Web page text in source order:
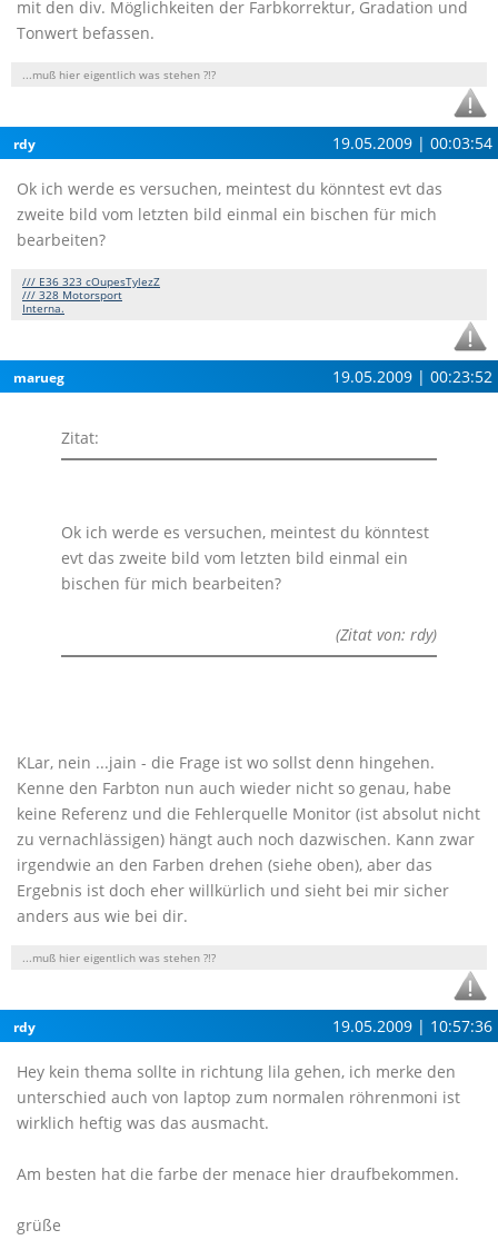
mit den div. Möglichkeiten der Farbkorrektur, Gradation und
Tonwert befassen.
...muß hier eigentlich was stehen ?!?
rdy 19.05.2009 | 00:03:54
Ok ich werde es versuchen, meintest du könntest evt das
zweite bild vom letzten bild einmal ein bischen für mich
bearbeiten?
/// E36 323 cOupesTylezZ
/// 328 Motorsport
Interna.
marueg 19.05.2009 | 00:23:52
Zitat:
Ok ich werde es versuchen, meintest du könntest
evt das zweite bild vom letzten bild einmal ein
bischen für mich bearbeiten?
(Zitat von: rdy)
KLar, nein ...jain - die Frage ist wo sollst denn hingehen.
Kenne den Farbton nun auch wieder nicht so genau, habe
keine Referenz und die Fehlerquelle Monitor (ist absolut nicht
zu vernachlässigen) hängt auch noch dazwischen. Kann zwar
irgendwie an den Farben drehen (siehe oben), aber das
Ergebnis ist doch eher willkürlich und sieht bei mir sicher
anders aus wie bei dir.
...muß hier eigentlich was stehen ?!?
rdy 19.05.2009 | 10:57:36
Hey kein thema sollte in richtung lila gehen, ich merke den
unterschied auch von laptop zum normalen röhrenmoni ist
wirklich heftig was das ausmacht.
Am besten hat die farbe der menace hier draufbekommen.
grüße